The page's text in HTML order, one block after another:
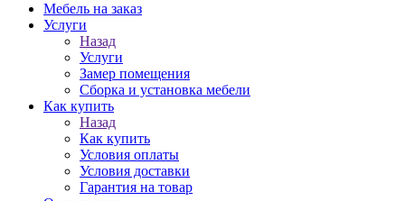
Мебель на заказ
Услуги
Назад
Услуги
Замер помещения
Сборка и установка мебели
Как купить
Назад
Как купить
Условия оплаты
Условия доставки
Гарантия на товар